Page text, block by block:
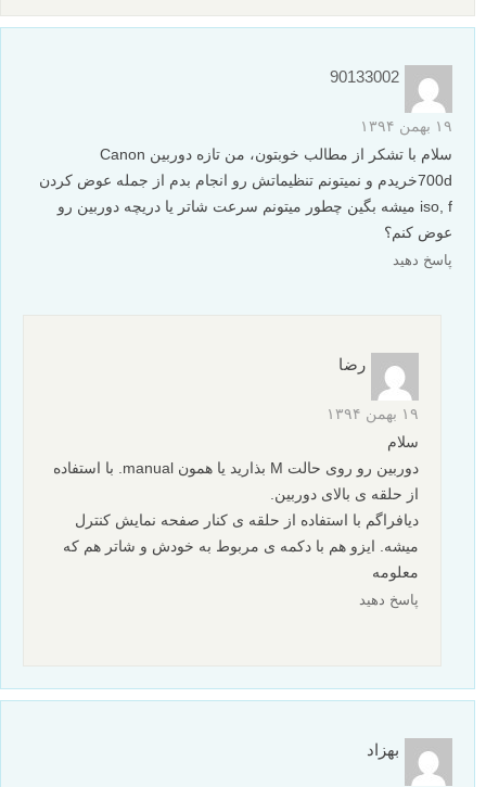
90133002
۱۹ بهمن ۱۳۹۴
سلام با تشکر از مطالب خوبتون، من تازه دوربین Canon
700dخریدم و نمیتونم تنظیماتش رو انجام بدم از جمله عوض کردن
iso, f میشه بگین چطور میتونم سرعت شاتر یا دریچه دوربین رو
عوض کنم؟
پاسخ دهید
رضا
۱۹ بهمن ۱۳۹۴
سلام
دوربین رو روی حالت M بذارید یا همون manual. با استفاده
از حلقه ی بالای دوربین.
دیافراگم با استفاده از حلقه ی کنار صفحه نمایش کنترل
میشه. ایزو هم با دکمه ی مربوط به خودش و شاتر هم که
معلومه
پاسخ دهید
بهزاد